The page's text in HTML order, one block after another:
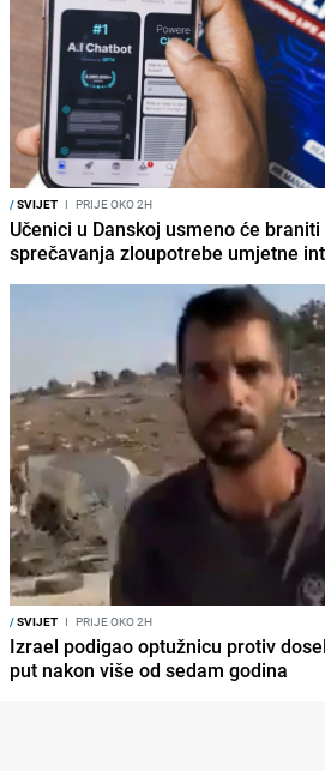
/SVIJET I PRIJE OKO 2H
Učenici u Danskoj usmeno će
sprečavanja zloupotrebe umjetne
/SVIJET I PRIJE OKO 2H
Izrael podigao optužnicu protiv
put nakon više od sedam godina